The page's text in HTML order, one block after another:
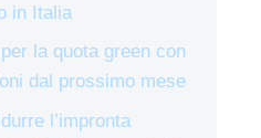
in Italia
la quota green con
dal prossimo mese
l’impronta